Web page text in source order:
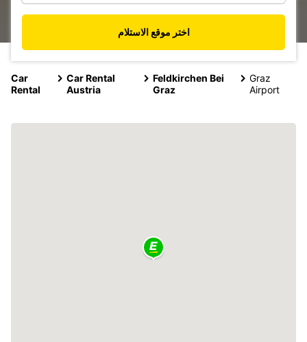
اختر موقع الاستلام
Car
Rental
Car Rental
Austria
Feldkirchen Bei
Graz
Graz
Airport